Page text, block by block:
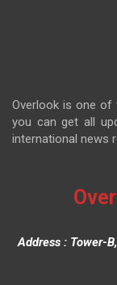
Overlook is one of
you can get all
international news
Address : Tower-